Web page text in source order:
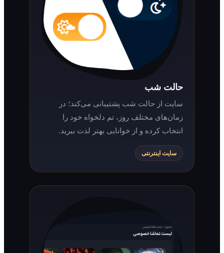
حالت شب
سایت از حالت شب پشتیبانی می‌کند؛ در
زمان‌های مختلف روز، تم دلخواه خود را
انتخاب کرده و از خوانایی بهتر لذت ببرید.
سایت اینترنتی